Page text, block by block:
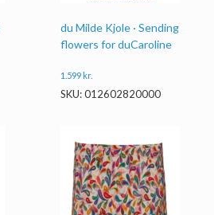
du Milde Kjole · Sending
flowers for duCaroline
1.599 kr.
SKU: 012602820000